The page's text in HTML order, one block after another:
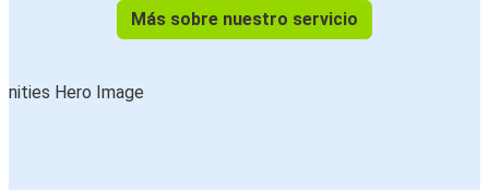
Más sobre nuestro servicio